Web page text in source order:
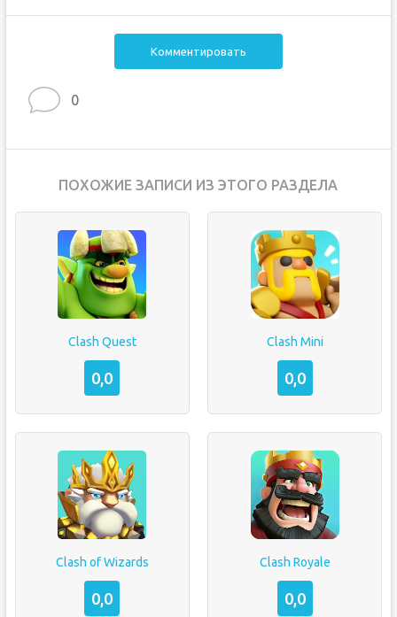
Комментировать
0
ПОХОЖИЕ ЗАПИСИ ИЗ ЭТОГО РАЗДЕЛА
Clash Quest
0,0
Clash Mini
0,0
Clash of Wizards
0,0
Clash Royale
0,0